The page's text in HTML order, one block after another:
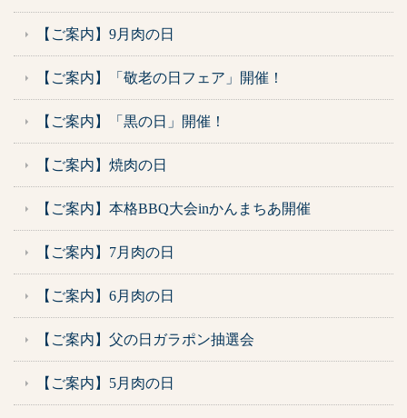
【ご案内】9月肉の日
【ご案内】「敬老の日フェア」開催！
【ご案内】「黒の日」開催！
【ご案内】焼肉の日
【ご案内】本格BBQ大会inかんまちあ開催
【ご案内】7月肉の日
【ご案内】6月肉の日
【ご案内】父の日ガラポン抽選会
【ご案内】5月肉の日